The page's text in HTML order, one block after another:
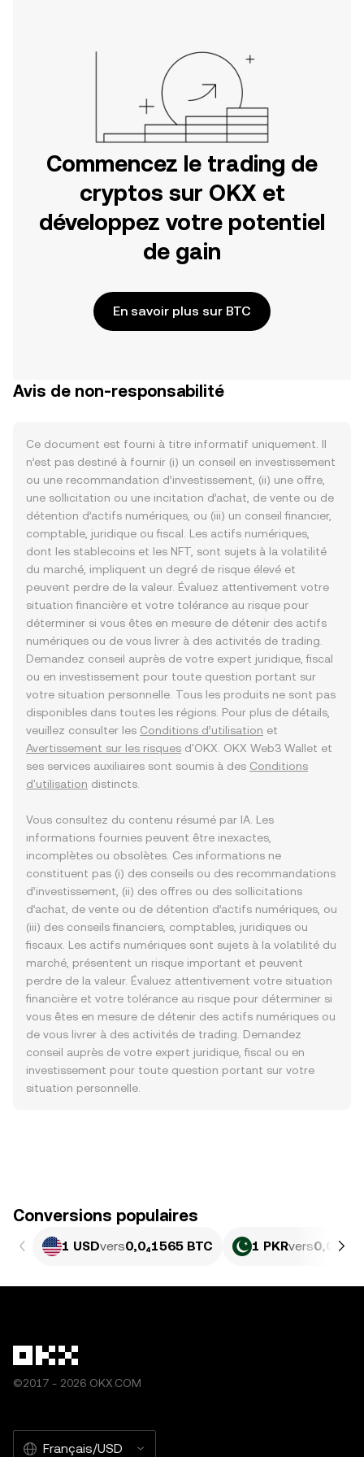
Commencez le trading de
cryptos sur OKX et
développez votre potentiel
de gain
En savoir plus sur BTC
Avis de non-responsabilité
Ce document est fourni à titre informatif uniquement. Il
n’est pas destiné à fournir (i) un conseil en investissement
ou une recommandation d’investissement, (ii) une offre,
une sollicitation ou une incitation d’achat, de vente ou de
détention d’actifs numériques, ou (iii) un conseil financier,
comptable, juridique ou fiscal. Les actifs numériques,
dont les stablecoins et les NFT, sont sujets à la volatilité
du marché, impliquent un degré de risque élevé et
peuvent perdre de la valeur. Évaluez attentivement votre
situation financière et votre tolérance au risque pour
déterminer si vous êtes en mesure de détenir des actifs
numériques ou de vous livrer à des activités de trading.
Demandez conseil auprès de votre expert juridique, fiscal
ou en investissement pour toute question portant sur
votre situation personnelle. Tous les produits ne sont pas
disponibles dans toutes les régions. Pour plus de détails,
veuillez consulter les Conditions d’utilisation et
Avertissement sur les risques d'OKX. OKX Web3 Wallet et
ses services auxiliaires sont soumis à des Conditions
d'utilisation distincts.
Vous consultez du contenu résumé par IA. Les
informations fournies peuvent être inexactes,
incomplètes ou obsolètes. Ces informations ne
constituent pas (i) des conseils ou des recommandations
d’investissement, (ii) des offres ou des sollicitations
d’achat, de vente ou de détention d’actifs numériques, ou
(iii) des conseils financiers, comptables, juridiques ou
fiscaux. Les actifs numériques sont sujets à la volatilité du
marché, présentent un risque important et peuvent
perdre de la valeur. Évaluez attentivement votre situation
financière et votre tolérance au risque pour déterminer si
vous êtes en mesure de détenir des actifs numériques ou
de vous livrer à des activités de trading. Demandez
conseil auprès de votre expert juridique, fiscal ou en
investissement pour toute question portant sur votre
situation personnelle.
Conversions populaires
1 USDvers0,0₄1565 BTC 1 PKRvers0,0₇6
©2017 - 2026 OKX.COM
Français/USD